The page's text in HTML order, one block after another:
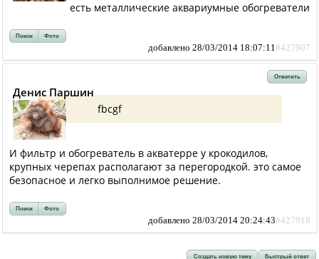
есть металлические аквариумные обогреватели
Поиск Фото
добавлено 28/03/2014 18:07:11 #427907
Ответить
Денис Паршин
fbcgf
И фильтр и обогреватель в акватерре у крокодилов,
крупных черепах располагают за перегородкой. это самое
безопасное и легко выполнимое решение.
Поиск Фото
добавлено 28/03/2014 20:24:43#427918
Создать новую тему Быстрый ответ